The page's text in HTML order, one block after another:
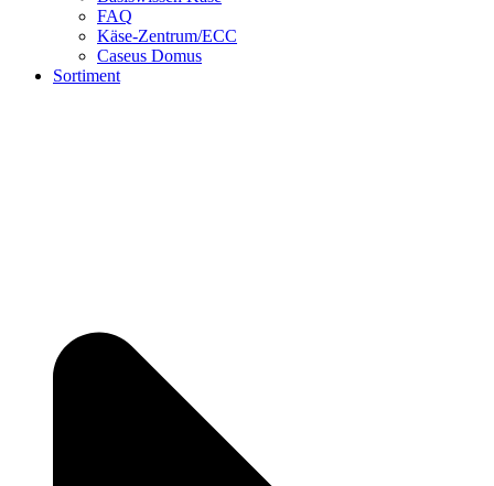
FAQ
Käse-Zentrum/ECC
Caseus Domus
Sortiment